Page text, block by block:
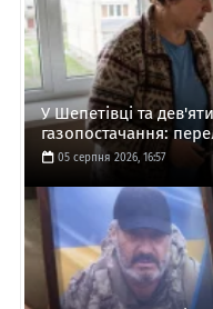
У Шепетівці та
газопостачання:
05 серпня 2026, 16:57